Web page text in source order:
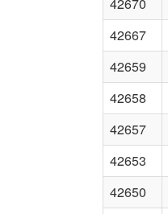
42667
42659
42658
42657
42653
42650